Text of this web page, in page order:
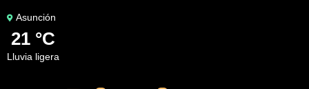
Asunción
21 °C
lluvia ligera